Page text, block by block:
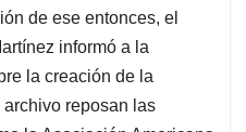
de ese entonces, el
informó a la
la creación de la
reposan las